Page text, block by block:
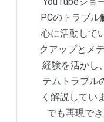
PCのトラブル
心に活動して
クアップとメ
経験を活かし
テムトラブル
く解説してい
でも再現で